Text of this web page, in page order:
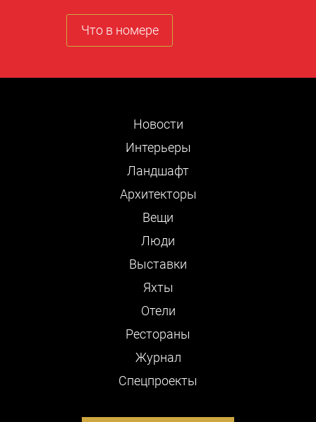
Что в номере
Новости
Интерьеры
Ландшафт
Архитекторы
Вещи
Люди
Выставки
Яхты
Отели
Рестораны
Журнал
Cпецпроекты